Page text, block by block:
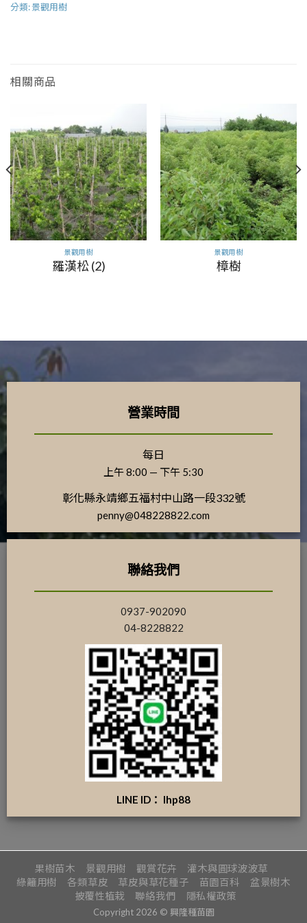
分類:景觀用樹
相關商品
景觀用樹
羅漢松 (2)
景觀用樹
樟樹
營業時間
每日
上午 8:00 — 下午 5:30
彰化縣永靖鄉五福村中山路一段332號
penny@048228822.com
聯絡我們
0937-902090
04-8228822
LINE ID： lhp88
果樹苗木 景觀用樹 觀賞花卉
灌木與圓球波波草
綠籬用樹
各類草皮 草皮與草花種子 苗園百科
盆景樹木
披覆性植栽
聯絡我們 隱私權政策
Copyright 2026 © 興隆種苗園